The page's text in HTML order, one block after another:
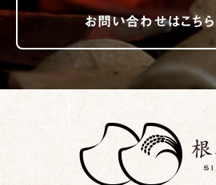
お問い合わせはこちら